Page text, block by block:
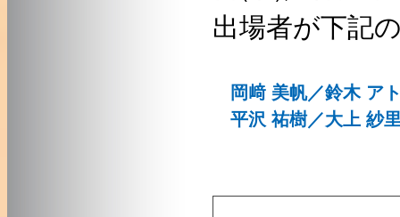
出場者が下記
岡﨑 美帆／鈴木 ア
平沢 祐樹／大上 紗